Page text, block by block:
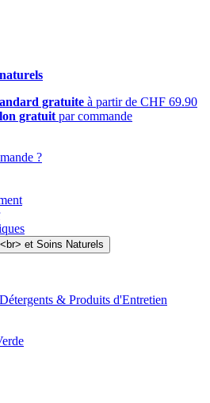
gratuite à partir de CHF 69.90
gratuit par commande
?
Détergents & Produits d'Entretien